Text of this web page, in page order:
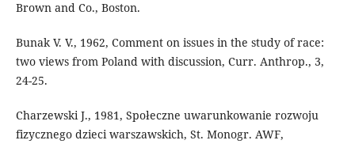
Brown and Co., Boston.
Bunak V. V., 1962, Comment on issues in the study of race:
two views from Poland with discussion, Curr. Anthrop., 3,
24-25.
Charzewski J., 1981, Społeczne uwarunkowanie rozwoju
fizycznego dzieci warszawskich, St. Monogr. AWF,